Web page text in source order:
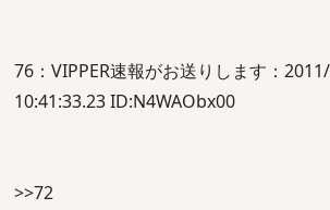
76：VIPPER速報がお送りします：
10:41:33.23 ID:N4WAObx00
>>72